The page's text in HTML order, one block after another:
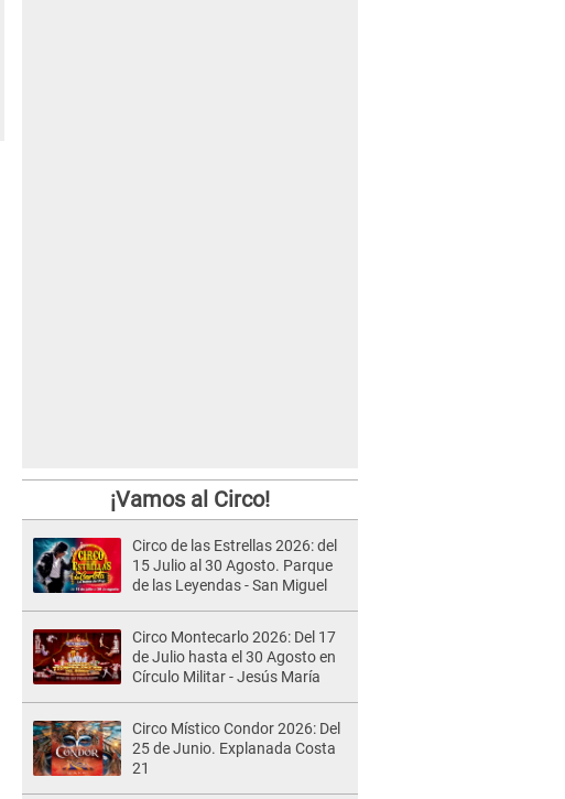
¡Vamos al Circo!
Circo de las Estrellas 2026: del
15 Julio al 30 Agosto. Parque
de las Leyendas - San Miguel
Circo Montecarlo 2026: Del 17
de Julio hasta el 30 Agosto en
Círculo Militar - Jesús María
Circo Místico Condor 2026: Del
25 de Junio. Explanada Costa
21